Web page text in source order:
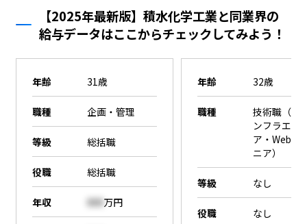
【2025年最新版】積水化学工業と同業界の
給与データはここからチェックしてみよう！
年齢 31歳
職種 企画・管理
等級 総括職
役職 総括職
年収 000万円
年齢 32歳
職種
技術職（SE
ンフラエン
ア・Webエ
ニア）
等級 なし
役職 なし